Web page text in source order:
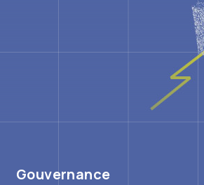
Gouvernance